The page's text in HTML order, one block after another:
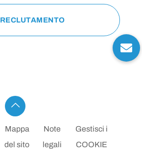
RECLUTAMENTO
Mappa
del sito
Note
legali
Gestisci i
COOKIE